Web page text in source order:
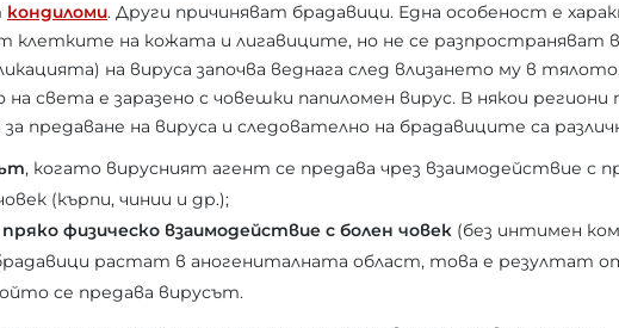
кондиломи. Други причиняват брадавици. Една особеност е
клетките на кожата и лигавиците, но не се разпространяват
на вируса започва веднага след влизането му в
света е заразено с човешки папиломен вирус. В някои региони
предаване на вируса и следователно на брадавиците са
, когато вирусният агент се предава чрез взаимодействие с
(кърпи, чинии и др.);
физическо взаимодействие с болен човек (без интимен
растат в аногениталната област, това е резултат
се предава вирусът.